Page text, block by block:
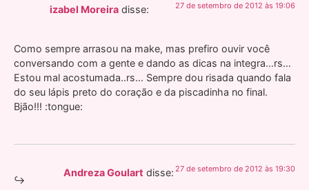
izabel Moreira disse: 27 de setembro de 2012 às 19:06
Como sempre arrasou na make, mas prefiro ouvir você
conversando com a gente e dando as dicas na integra…rs…
Estou mal acostumada..rs… Sempre dou risada quando fala
do seu lápis preto do coração e da piscadinha no final.
Bjão!!! :tongue:
Andreza Goulart disse: 27 de setembro de 2012 às 19:30